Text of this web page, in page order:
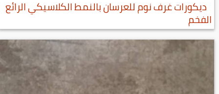
ديكورات غرف نوم للعرسان بالنمط الكلاسيكي الرائع
الفخم